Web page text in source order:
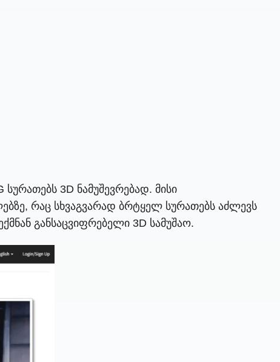
3D ნამუშევრებად. მისი
რაც სხვაგვარად ბრტყელ სურათებს აძლევს
განსაცვიფრებელი 3D სამუშაო.